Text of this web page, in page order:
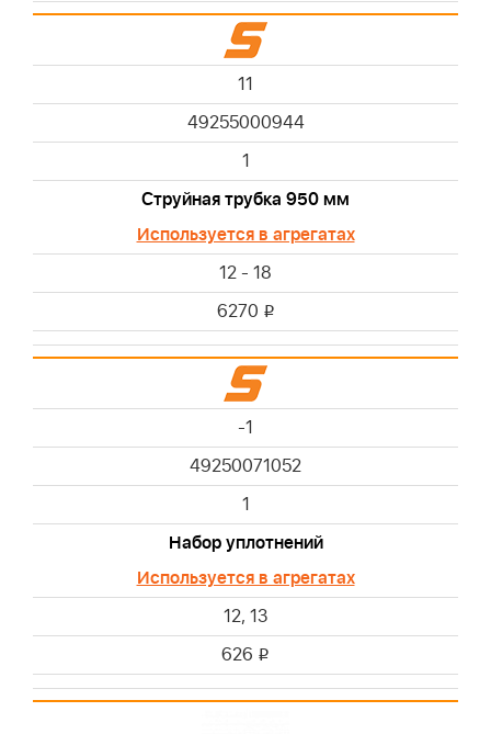
11
49255000944
1
Струйная трубка 950 мм
Используется в агрегатах
12 - 18
6270 i
-1
49250071052
1
Набор уплотнений
Используется в агрегатах
12, 13
626 i